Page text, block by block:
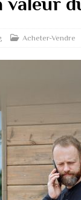
Acheter-Vendre